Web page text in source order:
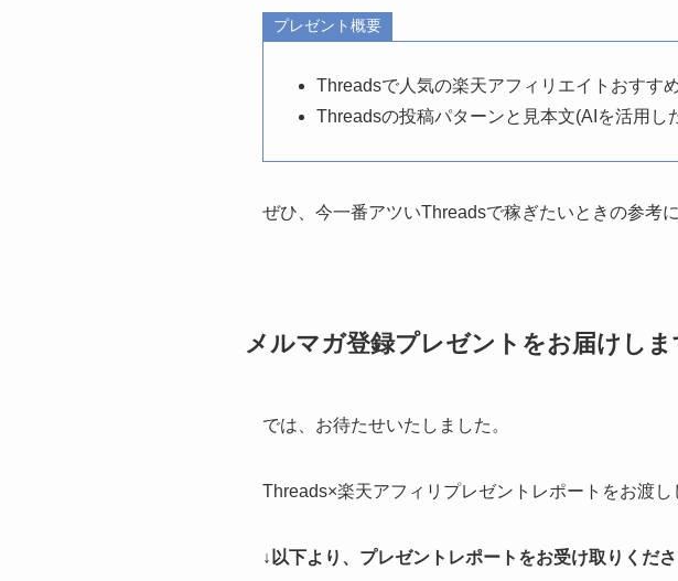
プレゼント概要
Threadsで人気の楽天アフィリエイトおすす
Threadsの投稿パターンと見本文(AIを活用し
ぜひ、今一番アツいThreadsで稼ぎたいときの参考
メルマガ登録プレゼントをお届けしま
では、お待たせいたしました。
Threads×楽天アフィリプレゼントレポートをお渡し
↓以下より、プレゼントレポートをお受け取りくださ